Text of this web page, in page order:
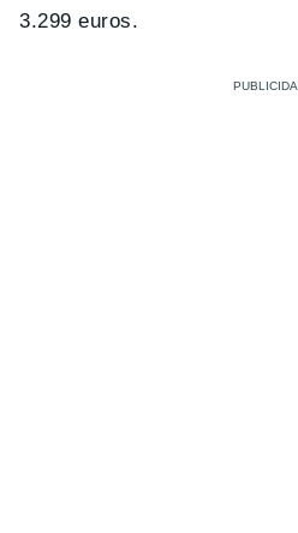
3.299 euros.